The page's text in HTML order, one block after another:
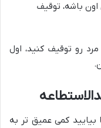
باشه، توقیف
رو توقیف کنید، اول
بیایید کمی عمیق تر به